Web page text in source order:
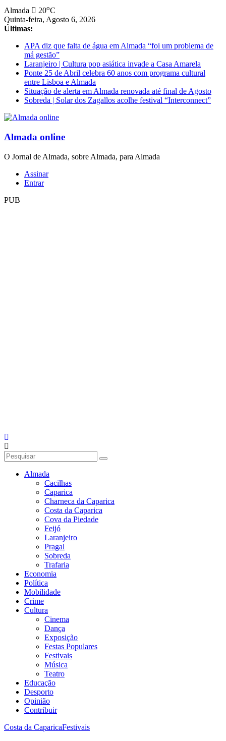
Saltar
para
conteúdo
Almada 20oC
Quinta-feira, Agosto 6, 2026
Últimas:
APA diz que falta de água em Almada “foi um problema de
má gestão”
Laranjeiro | Cultura pop asiática invade a Casa Amarela
Ponte 25 de Abril celebra 60 anos com programa cultural
entre Lisboa e Almada
Situação de alerta em Almada renovada até final de Agosto
Sobreda | Solar dos Zagallos acolhe festival “Interconnect”
Almada online
O Jornal de Almada, sobre Almada, para Almada
Assinar
Entrar
PUB
Almada
Cacilhas
Caparica
Charneca da Caparica
Costa da Caparica
Cova da Piedade
Feijó
Laranjeiro
Pragal
Sobreda
Trafaria
Economia
Política
Mobilidade
Crime
Cultura
Cinema
Dança
Exposição
Festas Populares
Festivais
Música
Teatro
Educação
Desporto
Opinião
Contribuir
Costa da CaparicaFestivais